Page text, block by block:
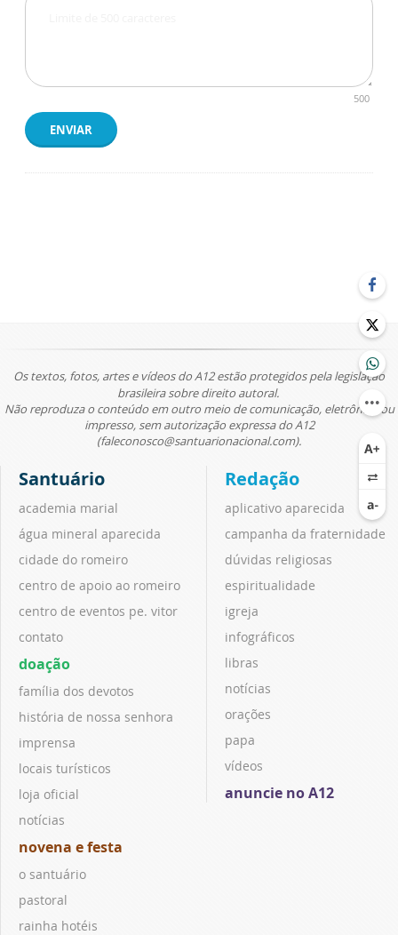
500
ENVIAR
Os textos, fotos, artes e vídeos do A12 estão protegidos pela legislação
brasileira sobre direito autoral.
Não reproduza o conteúdo em outro meio de comunicação, eletrônico ou
impresso, sem autorização expressa do A12
(faleconosco@santuarionacional.com).
Santuário
academia marial
água mineral aparecida
cidade do romeiro
centro de apoio ao romeiro
centro de eventos pe. vitor
contato
doação
família dos devotos
história de nossa senhora
imprensa
locais turísticos
loja oficial
notícias
novena e festa
o santuário
pastoral
rainha hotéis
Redação
aplicativo aparecida
campanha da fraternidade
dúvidas religiosas
espiritualidade
igreja
infográficos
libras
notícias
orações
papa
vídeos
anuncie no A12